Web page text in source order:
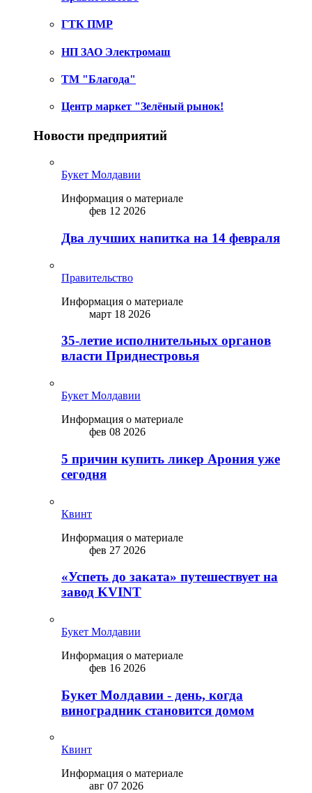
ГТК ПМР
НП ЗАО Электромаш
ТМ "Благода"
Центр маркет "Зелёный рынок!
Новости предприятий
Букет Молдавии
Информация о материале
фев 12 2026
Два лучших напитка на 14 февраля
Правительство
Информация о материале
март 18 2026
35-летие исполнительных органов
власти Приднестровья
Букет Молдавии
Информация о материале
фев 08 2026
5 причин купить ликep Арония уже
сегодня
Квинт
Информация о материале
фев 27 2026
«Успеть до заката» путешествует на
завод KVINT
Букет Молдавии
Информация о материале
фев 16 2026
Букет Молдавии - день, когда
виноградник становится домом
Квинт
Информация о материале
авг 07 2026